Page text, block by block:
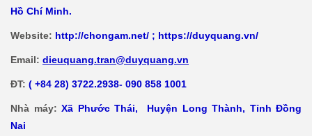
Hồ Chí Minh.
Website: http://chongam.net/ ; https://duyquang.vn/
Email: dieuquang.tran@duyquang.vn
ĐT: ( +84 28) 3722.2938- 090 858 1001
Nhà máy: Xã Phước Thái, Huyện Long Thành, Tỉnh Đồng
Nai